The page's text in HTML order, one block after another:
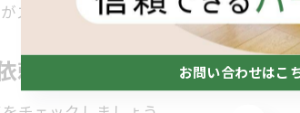
スムーズになります。
フロー お問い合わせはこ